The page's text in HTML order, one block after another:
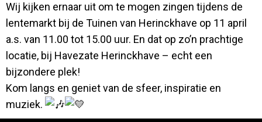
Wij kijken ernaar uit om te mogen zingen tijdens de
lentemarkt bij de Tuinen van Herinckhave op 11 april
a.s. van 11.00 tot 15.00 uur. En dat op zo’n prachtige
locatie, bij Havezate Herinckhave – echt een
bijzondere plek!
Kom langs en geniet van de sfeer, inspiratie en
muziek.